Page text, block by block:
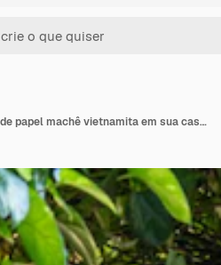
Velho fazendo máscaras tradicionais de papel machê vietnamita em sua casa na cidade de Nam Dinh, Vietnã